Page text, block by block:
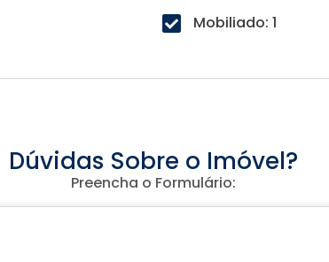
Mobiliado: 1
Dúvidas Sobre o Imóvel?
Preencha o Formulário: